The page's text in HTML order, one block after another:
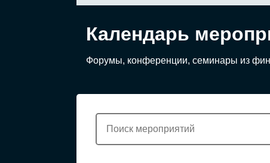
Календарь
Форумы, конференции, семинары из